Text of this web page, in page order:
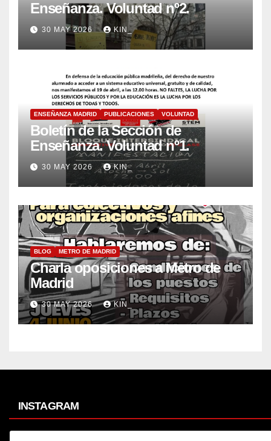
Enseñanza. Voluntad nº2.
30 MAY 2026 KIN_
ENSEÑANZA MADRID PUBLICACIONES VOLUNTAD
Boletín de la Sección de
Enseñanza. Voluntad nº1.
30 MAY 2026 KIN_
BLOG METRO DE MADRID
Charla oposiciones a Metro de
Madrid
30 MAY 2026 KIN_
INSTAGRAM